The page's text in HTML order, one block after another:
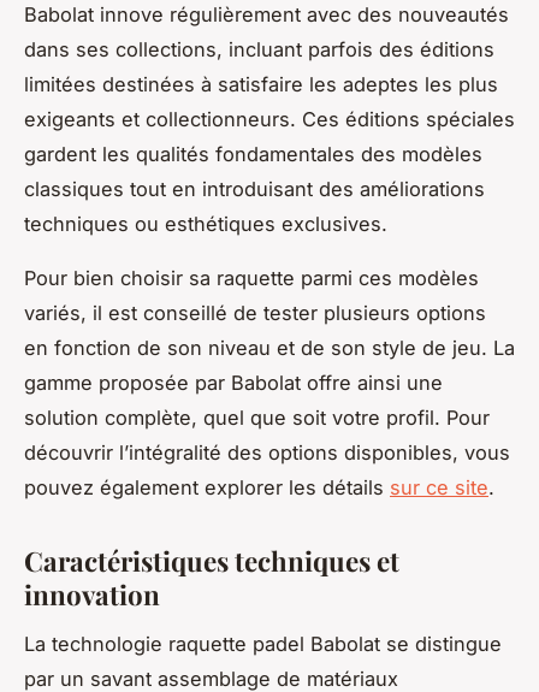
Babolat innove régulièrement avec des nouveautés
dans ses collections, incluant parfois des éditions
limitées destinées à satisfaire les adeptes les plus
exigeants et collectionneurs. Ces éditions spéciales
gardent les qualités fondamentales des modèles
classiques tout en introduisant des améliorations
techniques ou esthétiques exclusives.
Pour bien choisir sa raquette parmi ces modèles
variés, il est conseillé de tester plusieurs options
en fonction de son niveau et de son style de jeu. La
gamme proposée par Babolat offre ainsi une
solution complète, quel que soit votre profil. Pour
découvrir l’intégralité des options disponibles, vous
pouvez également explorer les détails sur ce site.
Caractéristiques techniques et
innovation
La technologie raquette padel Babolat se distingue
par un savant assemblage de matériaux